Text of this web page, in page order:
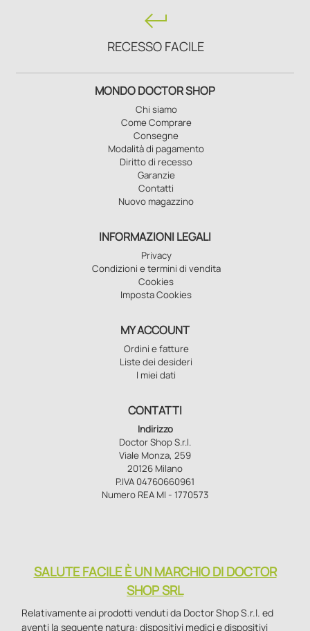
keyboard_return
RECESSO FACILE
MONDO DOCTOR SHOP
Chi siamo
Come Comprare
Consegne
Modalità di pagamento
Diritto di recesso
Garanzie
Contatti
Nuovo magazzino
INFORMAZIONI LEGALI
Privacy
Condizioni e termini di vendita
Cookies
Imposta Cookies
MY ACCOUNT
Ordini e fatture
Liste dei desideri
I miei dati
CONTATTI
Indirizzo
Doctor Shop S.r.l.
Viale Monza, 259
20126 Milano
P.IVA 04760660961
Numero REA MI - 1770573
SALUTE FACILE È UN MARCHIO DI DOCTOR
SHOP SRL
Relativamente ai prodotti venduti da Doctor Shop S.r.l. ed
aventi la seguente natura: dispositivi medici e dispositivi